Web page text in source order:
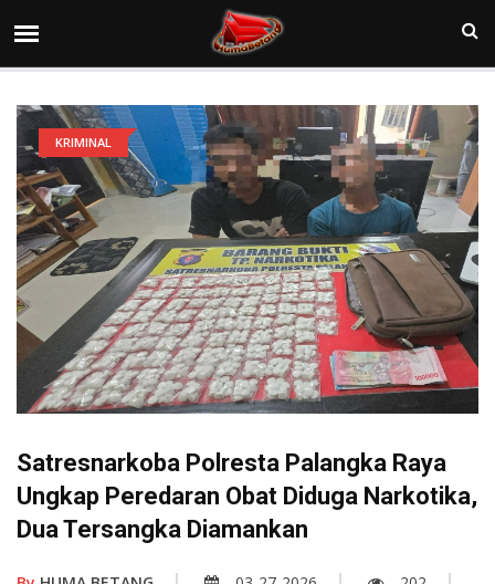
KRIMINAL
Satresnarkoba Polresta Palangka Raya
Ungkap Peredaran Obat Diduga Narkotika,
Dua Tersangka Diamankan